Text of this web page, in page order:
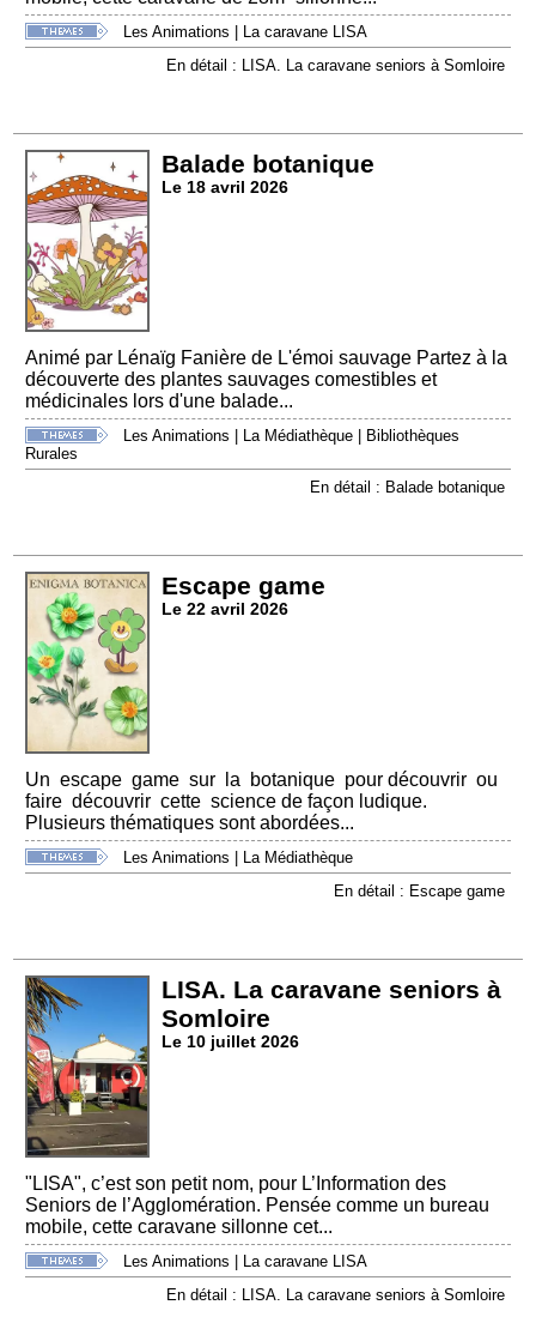
Les Animations
La caravane LISA
En détail : LISA. La caravane seniors à Somloire
Balade botanique
Le 18 avril 2026
Animé par Lénaïg Fanière de L'émoi sauvage Partez à la
découverte des plantes sauvages comestibles et
médicinales lors d'une balade...
Les Animations La Médiathèque
Bibliothèques
Rurales
En détail : Balade botanique
Escape game
Le 22 avril 2026
Un escape game sur la botanique pour découvrir ou
faire découvrir cette science de façon ludique.
Plusieurs thématiques sont abordées...
Les Animations
La Médiathèque
En détail : Escape game
LISA. La caravane seniors à
Somloire
Le 10 juillet 2026
"LISA", c’est son petit nom, pour L’Information des
Seniors de l’Agglomération. Pensée comme un bureau
mobile, cette caravane sillonne cet...
Les Animations
La caravane LISA
En détail : LISA. La caravane seniors à Somloire